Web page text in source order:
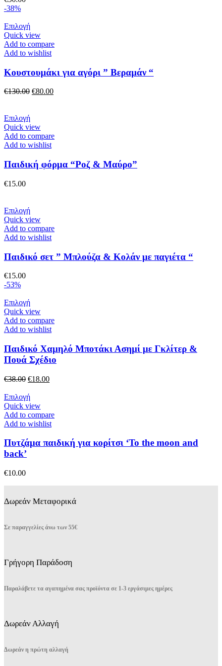
στη
σελίδα
του
προϊόντος
-38%
ΕπιλογήΑυτό
το
προϊόν
έχει
παραλλαγές.
Οι
επιλογές
μπορούν
στη
σελίδα
του
προϊόντος
Quick view
Add to compare
Add to wishlist
Κουστουμάκι για αγόρι ” Βεραμάν “
€130.00 Original
€80.00Η
ΕπιλογήΑυτό
το
προϊόν
έχει
παραλλαγές.
Οι
στη
σελίδα
του
προϊόντος
Quick view
Add to compare
Add to wishlist
Παιδική φόρμα “Ροζ & Μαύρο”
€15.00
ΕπιλογήΑυτό
το
προϊόν
έχει
παραλλαγές.
Οι
στη
σελίδα
του
προϊόντος
Quick view
Add to compare
Add to wishlist
Παιδικό σετ ” Μπλούζα & Κολάν με παγιέτα “
€15.00
-53%
ΕπιλογήΑυτό
το
προϊόν
έχει
παραλλαγές.
Οι
επιλογές
να
στη
σελίδα
του
προϊόντος
Quick view
Add to compare
Add to wishlist
Παιδικό Χαμηλό Μποτάκι Ασημί με Γκλίτερ &
Πουά Σχέδιο
€38.00 Original
was:
€38.00.
€18.00Η
€18.00.
ΕπιλογήΑυτό
το
προϊόν
έχει
παραλλαγές.
Οι
σελίδα
Quick view
Add to compare
Add to wishlist
Πυτζάμα παιδική για κορίτσι ‘To the moon and
back’
€10.00
Δωρεάν Μεταφορικά
Σε παραγγελίες άνω των 55€
Γρήγορη Παράδοση
Παραλάβετε τα αγαπημένα σας προϊόντα σε 1-3 εργάσιμες ημέρες
Δωρεάν Αλλαγή
Δωρεάν η πρώτη αλλαγή